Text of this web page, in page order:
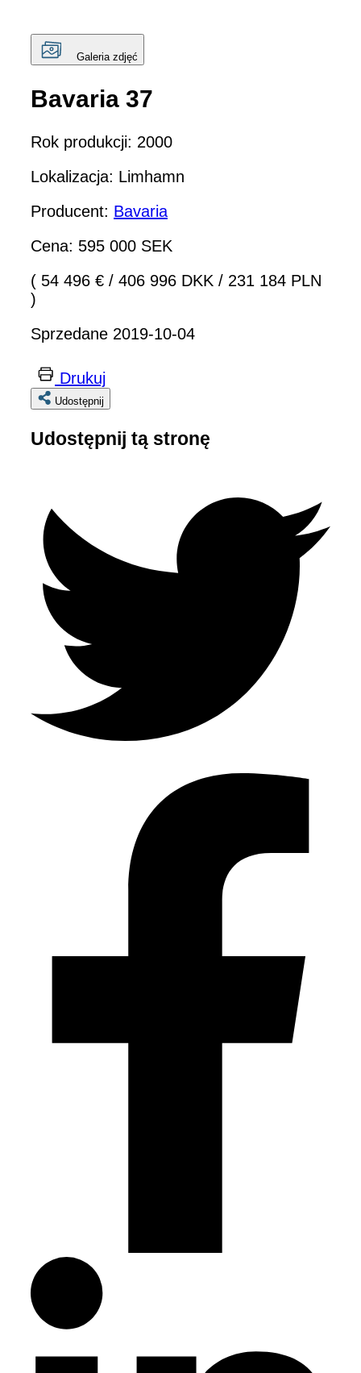
Galeria zdjęć
Bavaria 37
Rok produkcji: 2000
Lokalizacja: Limhamn
Producent: Bavaria
Cena: 595 000 SEK
( 54 496 € / 406 996 DKK / 231 184 PLN
)
Sprzedane 2019-10-04
Drukuj
Udostępnij
Udostępnij tą stronę